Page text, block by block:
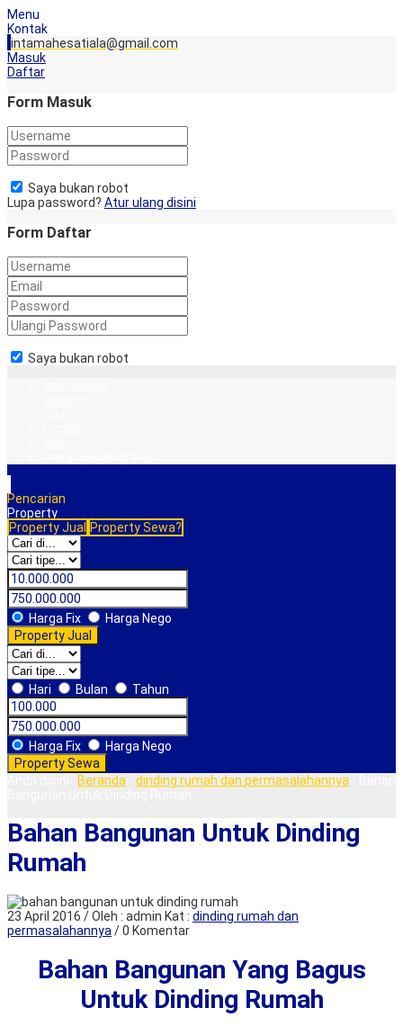
Menu
Kontak
intamahesatiala@gmail.com
Masuk
Daftar
Form Masuk
Saya bukan robot
Lupa password? Atur ulang disini
Form Daftar
Saya bukan robot
Pencarian
Property
Property Jual Property Sewa?
Harga Fix
Harga Nego
Property Jual
Hari Bulan Tahun
Harga Fix
Harga Nego
Property Sewa
Beranda dinding rumah dan permasalahannya
Bahan Bangunan Untuk Dinding
Rumah
23 April 2016 / Oleh : admin Kat : dinding rumah dan
permasalahannya / 0 Komentar
Bahan Bangunan Yang Bagus
Untuk Dinding Rumah